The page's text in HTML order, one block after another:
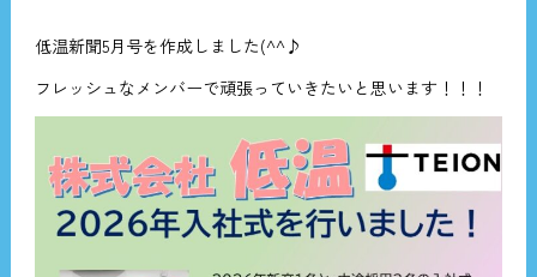
低温新聞5月号を作成しました(^^♪
フレッシュなメンバーで頑張っていきたいと思います！！！